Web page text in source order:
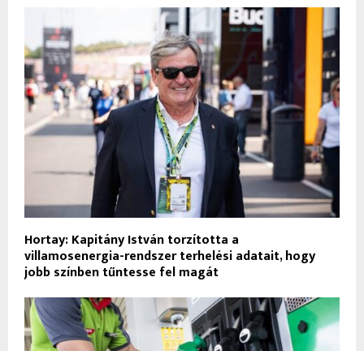
Hortay: Kapitány István torzította a
villamosenergia-rendszer terhelési adatait, hogy
jobb színben tűntesse fel magát